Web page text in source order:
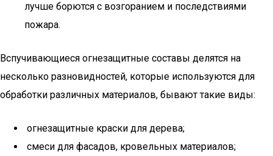
лучше борются с возгоранием и последствиями
пожара.
Вспучивающиеся огнезащитные составы делятся на
несколько разновидностей, которые используются для
обработки различных материалов, бывают такие виды:
огнезащитные краски для дерева;
смеси для фасадов, кровельных материалов;